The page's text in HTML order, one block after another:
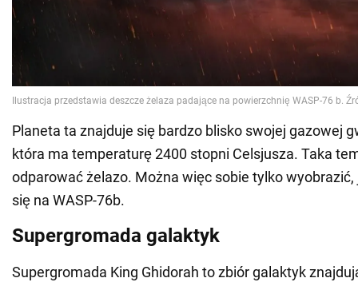
Planeta ta znajduje się bardzo blisko swojej gazowej
która ma temperaturę 2400 stopni Celsjusza. Taka
odparować żelazo. Można więc sobie tylko wyobrazić,
się na WASP-76b.
Supergromada galaktyk
Supergromada King Ghidorah to zbiór galaktyk